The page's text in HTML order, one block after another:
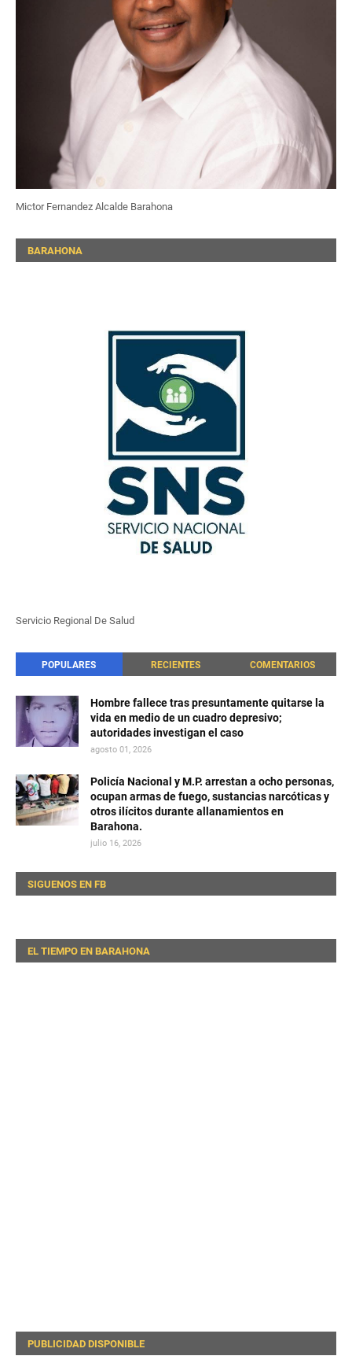
Mictor Fernandez Alcalde Barahona
BARAHONA
Servicio Regional De Salud
POPULARES RECIENTES COMENTARIOS
Hombre fallece tras presuntamente quitarse la
vida en medio de un cuadro depresivo;
autoridades investigan el caso
agosto 01, 2026
Policía Nacional y M.P. arrestan a ocho personas,
ocupan armas de fuego, sustancias narcóticas y
otros ilícitos durante allanamientos en
Barahona.
julio 16, 2026
SIGUENOS EN FB
EL TIEMPO EN BARAHONA
PUBLICIDAD DISPONIBLE